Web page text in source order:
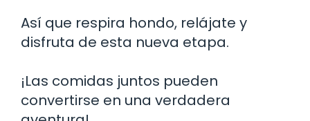
Así que respira hondo, relájate y
disfruta de esta nueva etapa.
¡Las comidas juntos pueden
convertirse en una verdadera